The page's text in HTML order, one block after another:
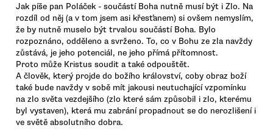
Jak píše pan Poláček - součástí Boha nutně musí být i Zlo. Na
rozdíl od něj (a v tom jsem asi křesťanem) si ovšem nemyslím,
že by nutně muselo být trvalou součástí Boha. Bylo
rozpoznáno, odděleno a svrženo. To, co v Bohu ze zla navždy
zůstává, je jeho potenciál, ne jeho přímá přítomnost.
Proto může Kristus soudit a také odpouštět.
A člověk, který projde do božího království, coby obraz boží
také bude navždy v sobě mít jakousi neutuchající vzpomínku
na zlo světa vezdejšího (zlo které sám způsobil i zlo, kterému
byl vystaven), která mu zabrání propadnout se do nerozlišení i
ve světě absolutního dobra.